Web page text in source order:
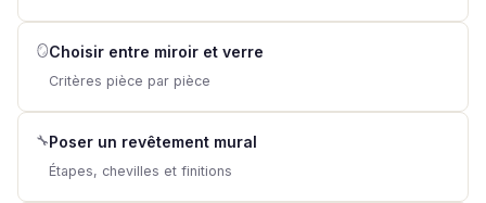
🪞Choisir entre miroir et verre
Critères pièce par pièce
🔧Poser un revêtement mural
Étapes, chevilles et finitions